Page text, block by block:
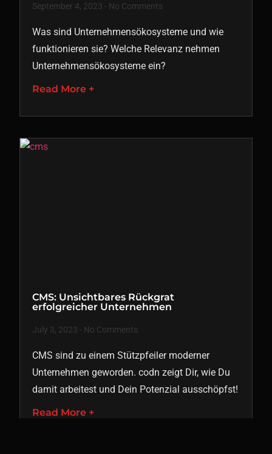
September 4, 2023 No Comments
Was sind Unternehmensökosysteme und wie
funktionieren sie? Welche Relevanz nehmen
Unternehmensökosysteme ein?
Read More +
CMS: Unsichtbares Rückgrat
erfolgreicher Unternehmen
July 3, 2023 No Comments
CMS sind zu einem Stützpfeiler moderner
Unternehmen geworden. codn zeigt Dir, wie Du
damit arbeitest und Dein Potenzial ausschöpfst!
Read More +